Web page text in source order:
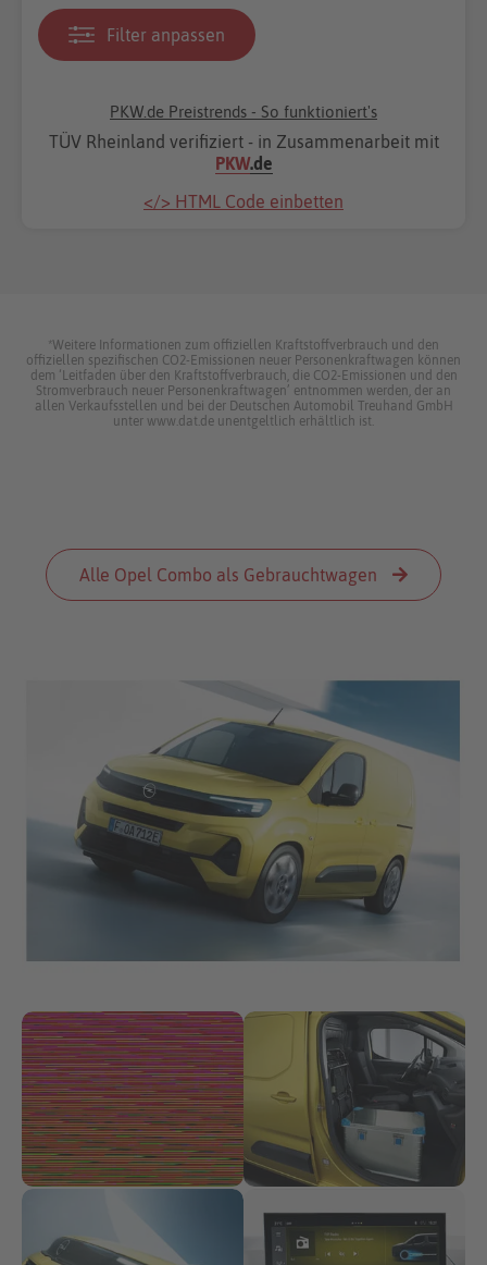
Filter anpassen
PKW.de Preistrends - So funktioniert's
TÜV Rheinland verifiziert - in Zusammenarbeit mit
PKW.de
</> HTML Code einbetten
*Weitere Informationen zum offiziellen Kraftstoffverbrauch und den
offiziellen spezifischen CO2-Emissionen neuer Personenkraftwagen können
dem ‘Leitfaden über den Kraftstoffverbrauch, die CO2-Emissionen und den
Stromverbrauch neuer Personenkraftwagen’ entnommen werden, der an
allen Verkaufsstellen und bei der Deutschen Automobil Treuhand GmbH
unter www.dat.de unentgeltlich erhältlich ist.
Alle Opel Combo als Gebrauchtwagen